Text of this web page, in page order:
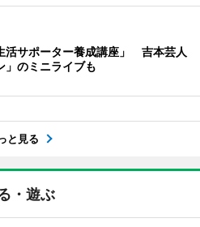
活サポーター養成講座」 吉本芸人
」のミニライブも
と見る
・遊ぶ